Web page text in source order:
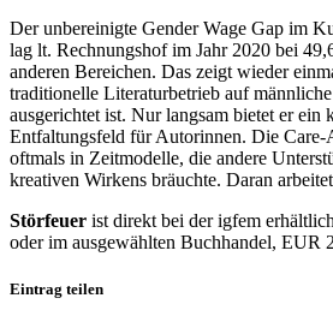
Der unbereinigte Gender Wage Gap im
lag lt. Rechnungshof im Jahr 2020 bei
anderen Bereichen. Das zeigt wieder
traditionelle Literaturbetrieb auf
ausgerichtet ist. Nur langsam bietet er ein
Entfaltungsfeld für Autorinnen. Die
oftmals in Zeitmodelle, die andere
kreativen Wirkens bräuchte. Daran
Störfeuer ist direkt bei der igfem
oder im ausgewählten Buchhandel, EUR
Eintrag teilen